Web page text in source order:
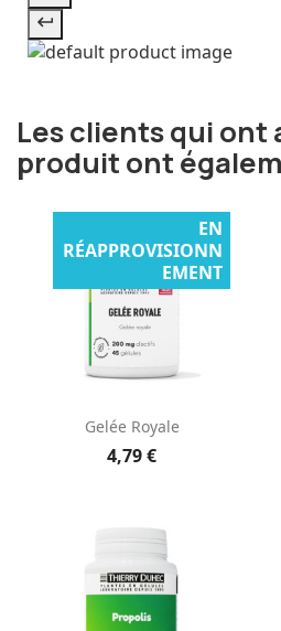
Les clients qui ont
produit ont
Gelée Royale
4,79 €
EN
RÉAPPROVISIONN
EMENT